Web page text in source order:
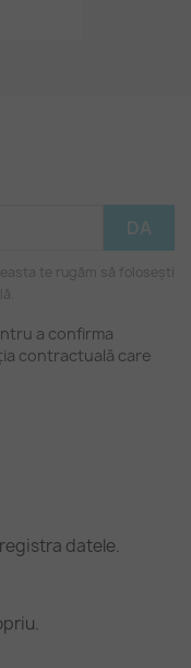
te rugăm să folosești
a confirma
contractuală care
datele.